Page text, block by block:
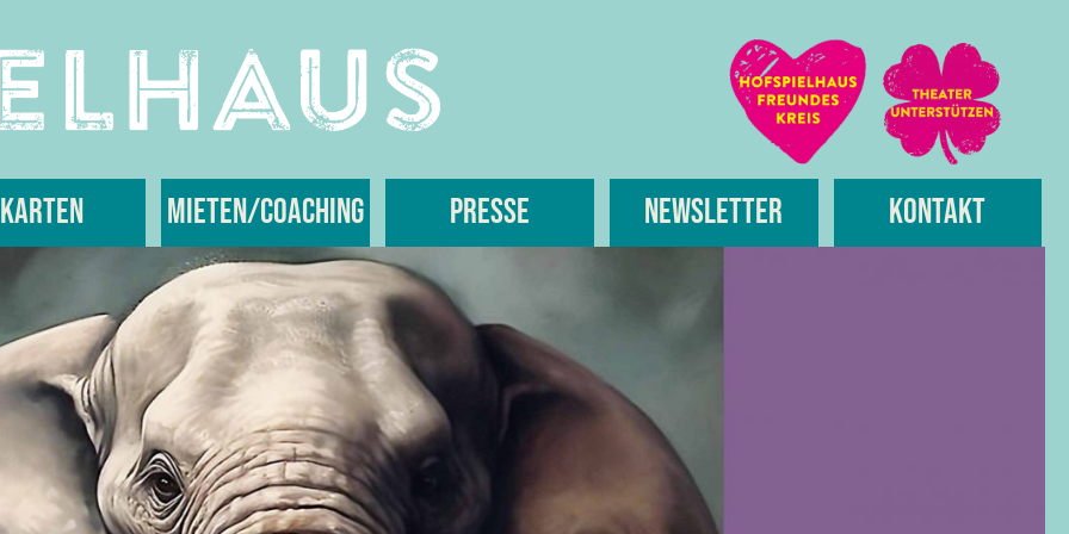
Karten Mieten/Coaching Presse Newsletter Kontakt